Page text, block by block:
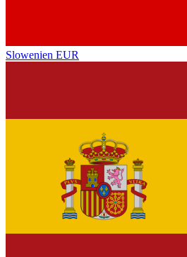
Slowenien EUR